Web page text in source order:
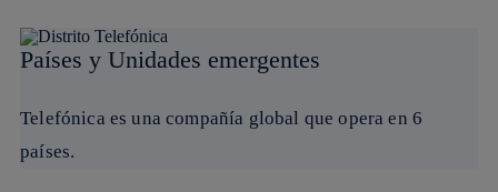
Países y Unidades emergentes
Telefónica es una compañía global que opera en 6
países.